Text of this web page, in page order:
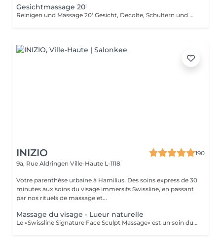
Gesichtmassage 20'
Reinigen und Massage 20' Gesicht, Decolte, Schultern und Arme
INIZIO
190
9a, Rue Aldringen Ville-Haute L-1118
Votre parenthèse urbaine à Hamilius. Des soins express de 30
minutes aux soins du visage immersifs Swissline, en passant
par nos rituels de massage et...
Massage du visage - Lueur naturelle
Le «Swissline Signature Face Sculpt Massage» est un soin du visage extrêmement innovant, original et technique. Ce traitement rythmé, à la fois profond et relaxant, combine travail respiratoire, drainage lymphatique manuel (MLD), relâchement musculaire et manipulation fasciale, associés aux techniques de modelage avancées caractéristiques d'Anna Tsankova. Le soin stimule le drainage lymphatique et la circulation, soulage les tensions musculaires, affine les contours du visage et réactive la production de collagène. Ce traitement innovant donne aux clients la sensation que leur visage s'est «ouvert», débarrassé de ses blocages, avec un effet de remise en forme visible, des rides d'expression lissées et une circulation améliorée, pour un teint renouvelé et une véritable éclat.